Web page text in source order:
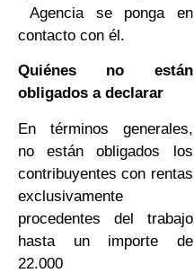
Agencia se ponga en
contacto con él.
Quiénes no están
obligados a declarar
En términos generales,
no están obligados los
contribuyentes con rentas
exclusivamente
procedentes del trabajo
hasta un importe de
22.000